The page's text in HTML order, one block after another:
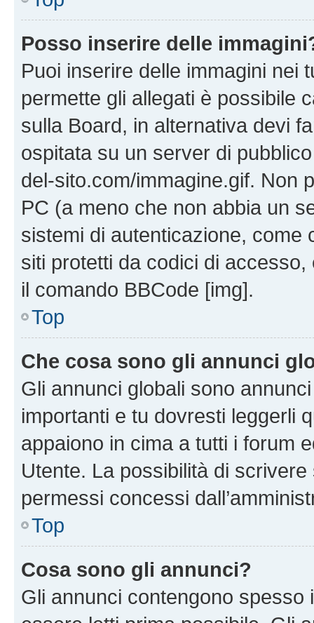
Posso inserire delle
Puoi inserire delle immagini nei
permette gli allegati è possibile
sulla Board, in alternativa devi
ospitata su un server di
del-sito.com/immagine.gif. Non
PC (a meno che non abbia un
sistemi di autenticazione, come
siti protetti da codici di
il comando BBCode [img].
Top
Che cosa sono gli annunci
Gli annunci globali sono
importanti e tu dovresti leggerli
appaiono in cima a tutti i forum
Utente. La possibilità di
permessi concessi
Top
Cosa sono gli annunci?
Gli annunci contengono